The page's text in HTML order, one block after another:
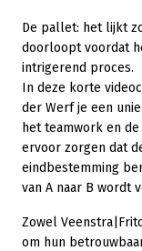
De pallet: het lijkt
doorloopt voordat
intrigerend proces.
In deze korte
der Werf je een
het teamwork en
ervoor zorgen dat
eindbestemming
van A naar B wordt
Zowel
om hun